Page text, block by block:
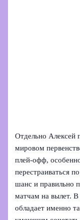
Отдельно Алексей
мировом
плей-офф,
перестраиваться
шанс и правильно
матчам на вылет.
обладает именно